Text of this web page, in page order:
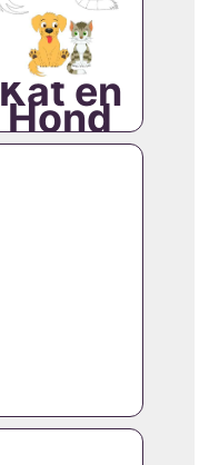
Kat en
Hond